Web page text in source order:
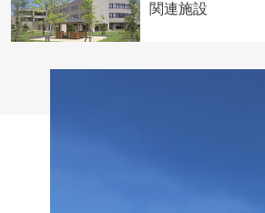
関連施設